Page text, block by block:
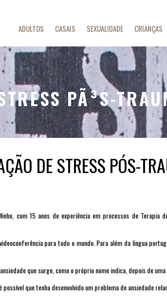
ADULTOS CASAIS SEXUALIDADE CRIANÇAS
PÃ³S-
DE STRESS PÓS-
com 15 anos de experiência em processos de Terapia
para todo o mundo. Para além da lingua
que surge, como o próprio nome indica, depois de
que tenha desenvolvido um problema de ansiedade